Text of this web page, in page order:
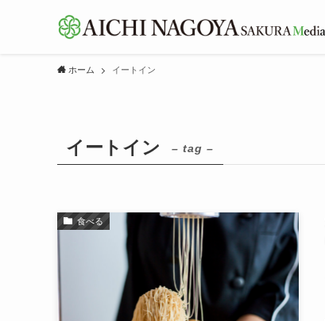
ホーム イートイン
イートイン – tag –
食べる